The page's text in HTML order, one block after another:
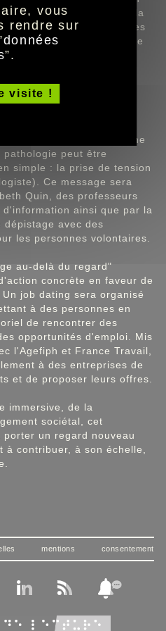
autrement la
le temps de quelques
au plus proche de
visuelles.
publique
l'événement a
le grand public à la
et prévention du glaucome
peut être
simple : la prise de tension
Ce message sera
Quin, des professeurs
ainsi que par la
avec des
les personnes volontaires.
au-delà du regard"
concrète en faveur de
job dating sera organisé
à des personnes en
de rencontrer des
opportunités d'emploi. Mis
l'Agefiph et France Travail,
à des entreprises de
et de proposer leurs offres.
immersive, de la
sociétal, cet
un regard nouveau
contribuer, à son échelle,
mentions consentement
vous
rendre sur
données
”.
visite !